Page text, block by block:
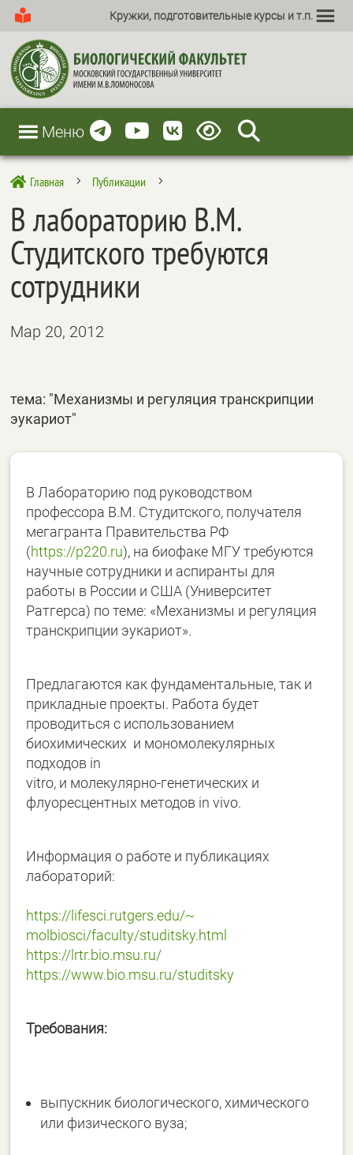
Кружки, подготовительные курсы и т.п.
Меню
 Главная 5 Публикации 5
В лабораторию В.М.
Студитского требуются
сотрудники
Мар 20, 2012
тема: "Механизмы и регуляция транскрипции
эукариот"
В Лабораторию под руководством
профессора В.М. Студитского, получателя
мегагранта Правительства РФ
(https://p220.ru), на биофаке МГУ требуются
научные сотрудники и аспиранты для
работы в России и США (Университет
Ратгерса) по теме: «Механизмы и регуляция
транскрипции эукариот».
Предлагаются как фундаментальные, так и
прикладные проекты. Работа будет
проводиться с использованием
биохимических и мономолекулярных
подходов in
vitro, и молекулярно-генетических и
флуоресцентных методов in vivo.
Информация о работе и публикациях
лабораторий:
https://lifesci.rutgers.edu/~
molbiosci/faculty/studitsky.html
https://lrtr.bio.msu.ru/
https://www.bio.msu.ru/studitsky
Требования:
выпускник биологического, химического
или физического вуза;